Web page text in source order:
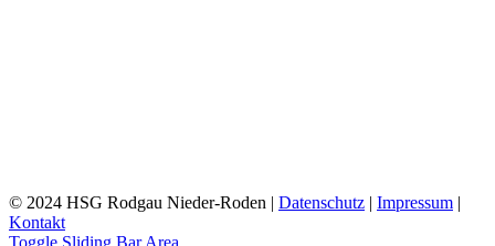
© 2024 HSG Rodgau Nieder-Roden | Datenschutz | Impressum |
Kontakt
Toggle Sliding Bar Area